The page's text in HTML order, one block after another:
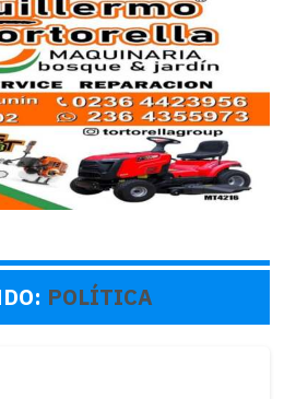
POLÍTICA